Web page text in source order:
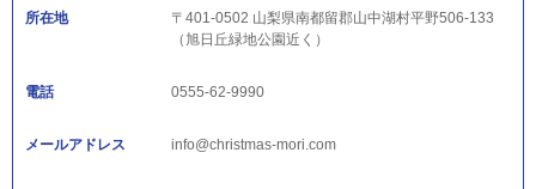
所在地
〒401-0502 山梨県南都留郡山中湖村平野506-133
（旭日丘緑地公園近く）
電話 0555-62-9990
メールアドレス info@christmas-mori.com